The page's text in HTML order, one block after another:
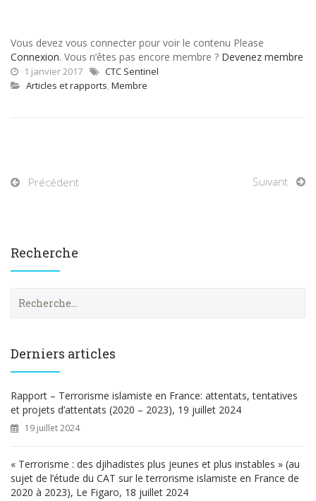
Vous devez vous connecter pour voir le contenu Please
Connexion. Vous n’êtes pas encore membre ? Devenez membre
1 janvier 2017
CTC Sentinel
Articles et rapports, Membre
Précédent Suivant
Recherche
e
h
e
r
Derniers articles
Rapport – Terrorisme islamiste en France: attentats, tentatives
et projets d’attentats (2020 – 2023), 19 juillet 2024
19 juillet 2024
« Terrorisme : des djihadistes plus jeunes et plus instables » (au
sujet de l’étude du CAT sur le terrorisme islamiste en France de
2020 à 2023), Le Figaro, 18 juillet 2024